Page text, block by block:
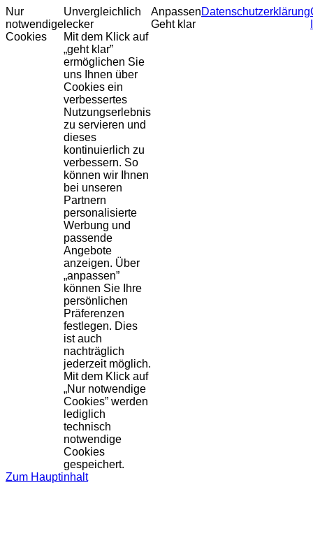
Nur
notwendige
Cookies
Unvergleichlich
lecker
Mit dem Klick auf
„geht klar”
ermöglichen Sie
uns Ihnen über
Cookies ein
verbessertes
Nutzungserlebnis
zu servieren und
dieses
kontinuierlich zu
verbessern. So
können wir Ihnen
bei unseren
Partnern
personalisierte
Werbung und
passende
Angebote
anzeigen. Über
„anpassen”
können Sie Ihre
persönlichen
Präferenzen
festlegen. Dies
ist auch
nachträglich
jederzeit möglich.
Mit dem Klick auf
„Nur notwendige
Cookies” werden
lediglich
technisch
notwendige
Cookies
gespeichert.
Anpassen
Geht klar
Datenschutzerklärung
Zum Hauptinhalt